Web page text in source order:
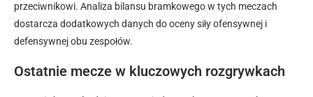
przeciwnikowi. Analiza bilansu bramkowego w tych meczach
dostarcza dodatkowych danych do oceny siły ofensywnej i
defensywnej obu zespołów.
Ostatnie mecze w kluczowych rozgrywkach